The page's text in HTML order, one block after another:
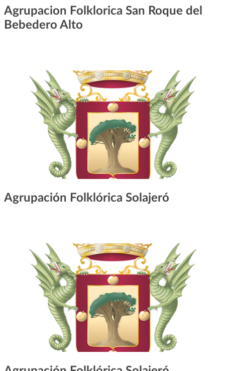
Agrupacion Folklorica San Roque del
Bebedero Alto
Agrupación Folklórica Solajeró